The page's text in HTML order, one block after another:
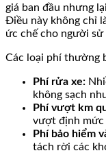
giá ban đầu nhưng
Điều này không chỉ
ức chế cho người sử
Các loại phí thường
Phí rửa xe:
không sạch
Phí vượt km
vượt định mức
Phí bảo hiểm
tách rời các